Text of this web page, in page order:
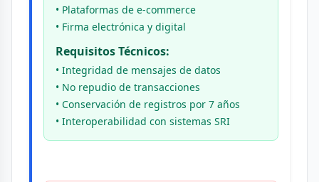
• Plataformas de e-commerce
• Firma electrónica y digital
Requisitos Técnicos:
• Integridad de mensajes de datos
• No repudio de transacciones
• Conservación de registros por 7 años
• Interoperabilidad con sistemas SRI